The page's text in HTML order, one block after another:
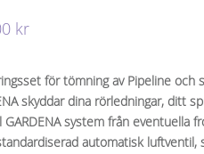
kr
för tömning av Pipeline och
skyddar dina rörledningar, ditt
GARDENA system från eventuella
automatisk luftventil,